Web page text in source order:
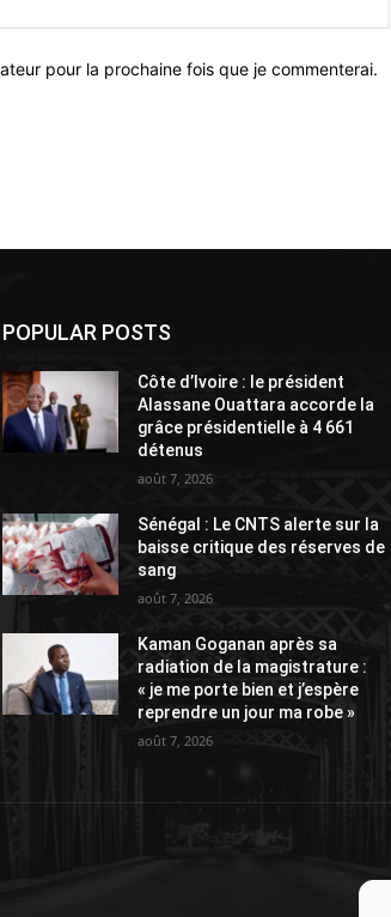
pour la prochaine fois que je commenterai.
POPULAR POSTS
Côte d’Ivoire : le président
Alassane Ouattara accorde la
grâce présidentielle à 4 661
détenus
août 7, 2026
Sénégal : Le CNTS alerte sur la
baisse critique des réserves de
sang
août 7, 2026
Kaman Goganan après sa
radiation de la magistrature :
« je me porte bien et j’espère
reprendre un jour ma robe »
août 7, 2026